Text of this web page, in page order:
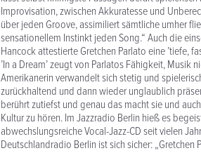
Improvisation, zwischen Akkuratesse und
über jeden Groove, assimiliert sämtliche umher
sensationellem Instinkt jeden Song.“ Auch die
Hancock attestierte Gretchen Parlato eine ’tiefe,
’In a Dream’ zeugt von Parlatos Fähigkeit,
Amerikanerin verwandelt sich stetig und
zurückhaltend und dann wieder unglaublich
berührt zutiefst und genau das macht sie und
Kultur zu hören. Im Jazzradio Berlin hieß es
abwechslungsreiche Vocal-Jazz-CD seit vielen
Deutschlandradio Berlin ist sich sicher: „Gretchen